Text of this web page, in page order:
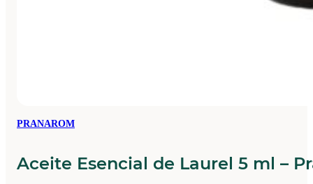
PRANAROM
Aceite Esencial de Laurel 5 ml –